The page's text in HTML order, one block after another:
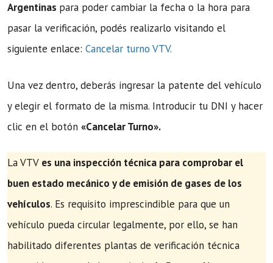
Argentinas para poder cambiar la fecha o la hora para
pasar la verificación, podés realizarlo visitando el
siguiente enlace: Cancelar turno VTV.
Una vez dentro, deberás ingresar la patente del vehículo
y elegir el formato de la misma. Introducir tu DNI y hacer
clic en el botón «Cancelar Turno».
La VTV es una inspección técnica para comprobar el
buen estado mecánico y de emisión de gases de los
vehículos. Es requisito imprescindible para que un
vehículo pueda circular legalmente, por ello, se han
habilitado diferentes plantas de verificación técnica